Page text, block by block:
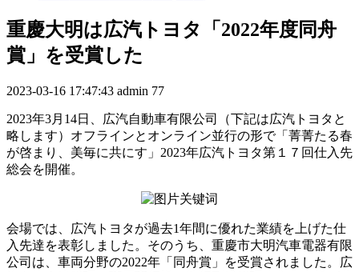
重慶大明は広汽トヨタ「2022年度同舟
賞」を受賞した
2023-03-16 17:47:43 admin 77
2023年3月14日、広汽自動車有限公司（下記は広汽トヨタと
略します）オフラインとオンライン並行の形で「菁菁たる春
が啓まり、美毎に共にす」2023年広汽トヨタ第１７回仕入先
総会を開催。
会場では、広汽トヨタが過去1年間に優れた業績を上げた仕
入先達を表彰しました。そのうち、重慶市大明汽車電器有限
公司は、車両分野の2022年「同舟賞」を受賞されました。広